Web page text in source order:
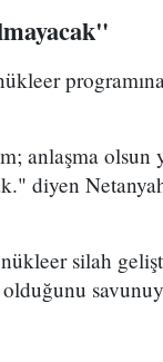
anlaşma olsun
diyen
silah